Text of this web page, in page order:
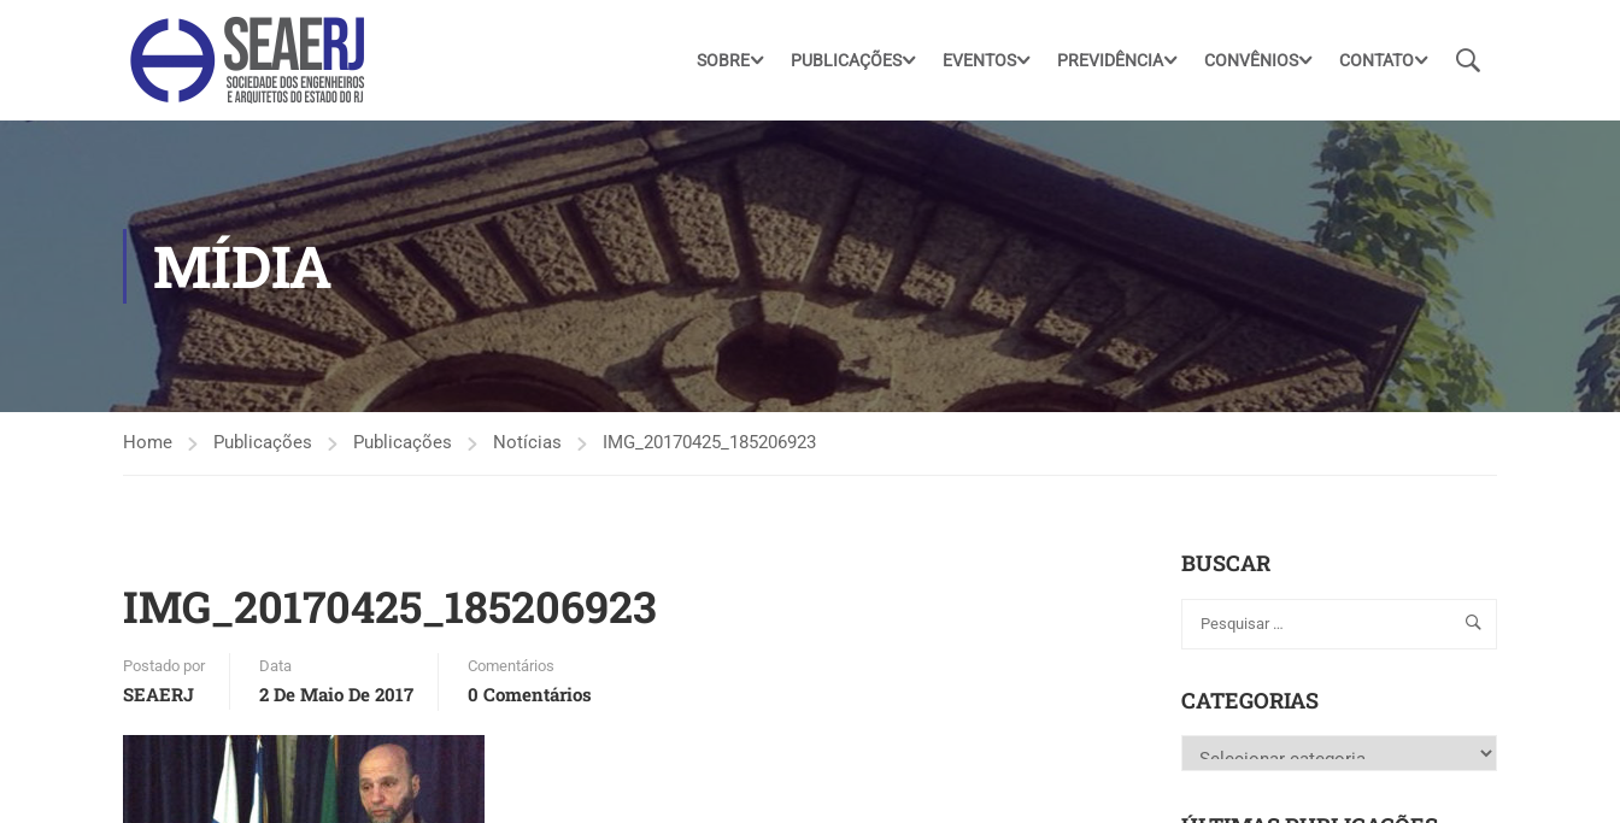
SOBRE PUBLICAÇÕES EVENTOS PREVIDÊNCIA CONVÊNIOS CONTATO
MÍDIA
Home Publicações Publicações Notícias IMG_20170425_185206923
IMG_20170425_185206923
Postado por
SEAERJ
Data
2 De Maio De 2017
Comentários
0 Comentários
BUSCAR
CATEGORIAS
Categorias